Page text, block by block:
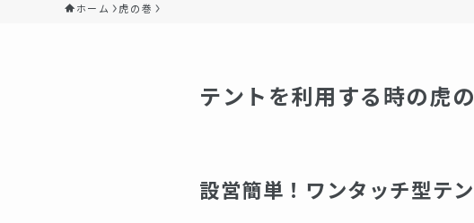
ホーム 虎の巻
テントを利用する時の虎
設営簡単！ワンタッチ型テ